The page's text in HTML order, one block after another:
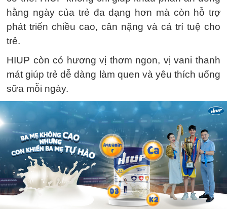
hằng ngày của trẻ đa dạng hơn mà còn hỗ trợ
phát triển chiều cao, cân nặng và cả trí tuệ cho
trẻ.
HIUP còn có hương vị thơm ngon, vị vani thanh
mát giúp trẻ dễ dàng làm quen và yêu thích uống
sữa mỗi ngày.